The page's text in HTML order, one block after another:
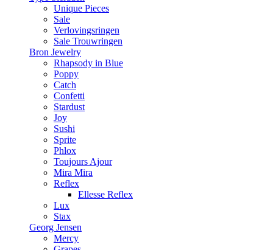
Unique Pieces
Sale
Verlovingsringen
Sale Trouwringen
Bron Jewelry
Rhapsody in Blue
Poppy
Catch
Confetti
Stardust
Joy
Sushi
Sprite
Phlox
Toujours Ajour
Mira Mira
Reflex
Ellesse Reflex
Lux
Stax
Georg Jensen
Mercy